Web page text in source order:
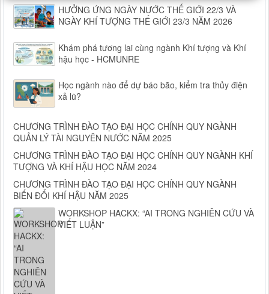
HƯỞNG ỨNG NGÀY NƯỚC THẾ GIỚI 22/3 VÀ
NGÀY KHÍ TƯỢNG THẾ GIỚI 23/3 NĂM 2026
Khám phá tương lai cùng ngành Khí tượng và Khí
hậu học - HCMUNRE
Học ngành nào để dự báo bão, kiểm tra thủy điện
xả lũ?
CHƯƠNG TRÌNH ĐÀO TẠO ĐẠI HỌC CHÍNH QUY NGÀNH
QUẢN LÝ TÀI NGUYÊN NƯỚC NĂM 2025
CHƯƠNG TRÌNH ĐÀO TẠO ĐẠI HỌC CHÍNH QUY NGÀNH KHÍ
TƯỢNG VÀ KHÍ HẬU HỌC NĂM 2024
CHƯƠNG TRÌNH ĐÀO TẠO ĐẠI HỌC CHÍNH QUY NGÀNH
BIẾN ĐỔI KHÍ HẬU NĂM 2025
WORKSHOP HACKX: “AI TRONG NGHIÊN CỨU VÀ
VIẾT LUẬN”